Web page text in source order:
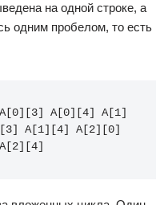
на одной строке, а
одним пробелом, то есть
A[0][4] A[1]
A[1][4] A[2][0]